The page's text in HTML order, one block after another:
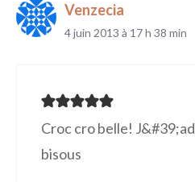
Venzecia
4 juin 2013 à 17 h 38 min
Croc cro belle!
bisous